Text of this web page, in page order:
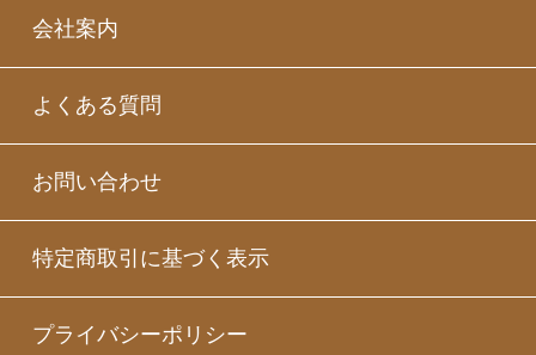
会社案内
よくある質問
お問い合わせ
特定商取引に基づく表示
プライバシーポリシー